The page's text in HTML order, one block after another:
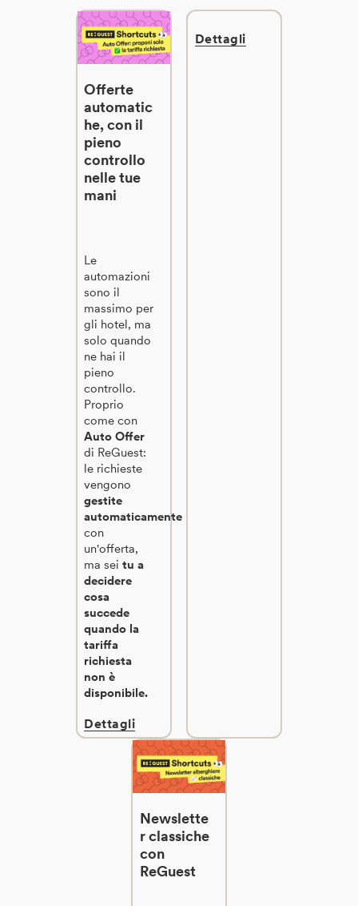
Offerte
automatic
he, con il
pieno
controllo
nelle tue
mani
Le
automazioni
sono il
massimo per
gli hotel, ma
solo quando
ne hai il
pieno
controllo.
Proprio
come con
Auto Offer
di ReGuest:
le richieste
vengono
gestite
automaticamente
con
un'offerta,
ma seitu a
decidere
cosa
succede
quando la
tariffa
richiesta
non è
disponibile.
Dettagli
Dettagli
Newslette
r classiche
con
ReGuest